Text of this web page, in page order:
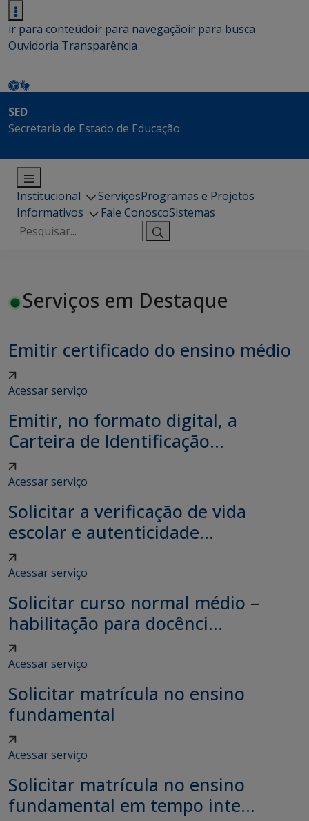
ir para conteúdoir para navegaçãoir para busca
Ouvidoria Transparência
SED
Secretaria de Estado de Educação
Institucional ServiçosProgramas e Projetos
Informativos
Fale ConoscoSistemas
Pesquisar
por:
Serviços em Destaque
Emitir certificado do ensino médio
Acessar serviço
Emitir, no formato digital, a
Carteira de Identificação...
Acessar serviço
Solicitar a verificação de vida
escolar e autenticidade...
Acessar serviço
Solicitar curso normal médio –
habilitação para docênci...
Acessar serviço
Solicitar matrícula no ensino
fundamental
Acessar serviço
Solicitar matrícula no ensino
fundamental em tempo inte...